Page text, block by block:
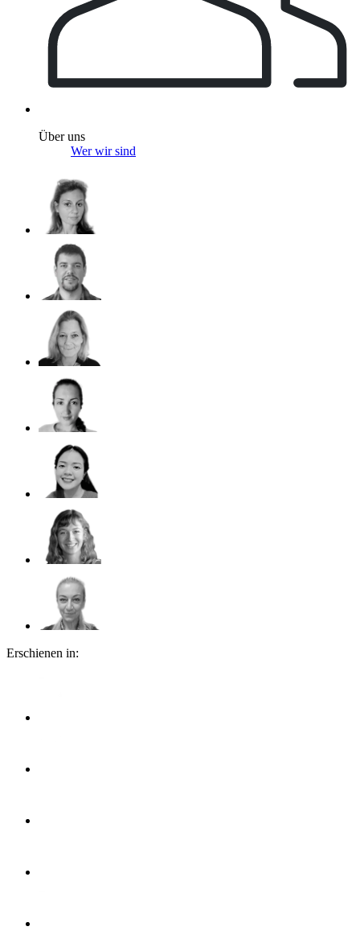
Über uns
Wer wir sind
Erschienen in: